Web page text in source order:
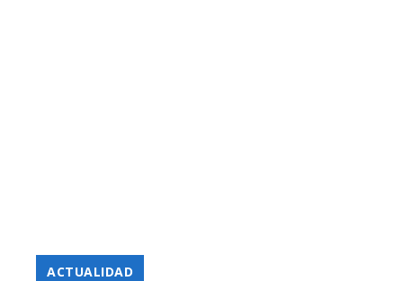
ACTUALIDAD